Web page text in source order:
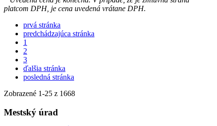
platcom DPH, je cena uvedená vrátane DPH.
prvá stránka
predchádzajúca stránka
1
2
3
ďalšia stránka
posledná stránka
Zobrazené 1-25 z 1668
Mestský úrad